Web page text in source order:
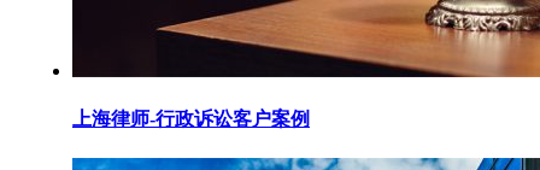
上海律师-行政诉讼客户案例